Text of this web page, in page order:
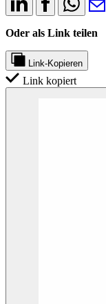
Oder als Link teilen
Link-Kopieren
Link kopiert